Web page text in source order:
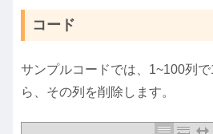
コード
サンプルコードでは、1~100列
ら、その列を削除します。